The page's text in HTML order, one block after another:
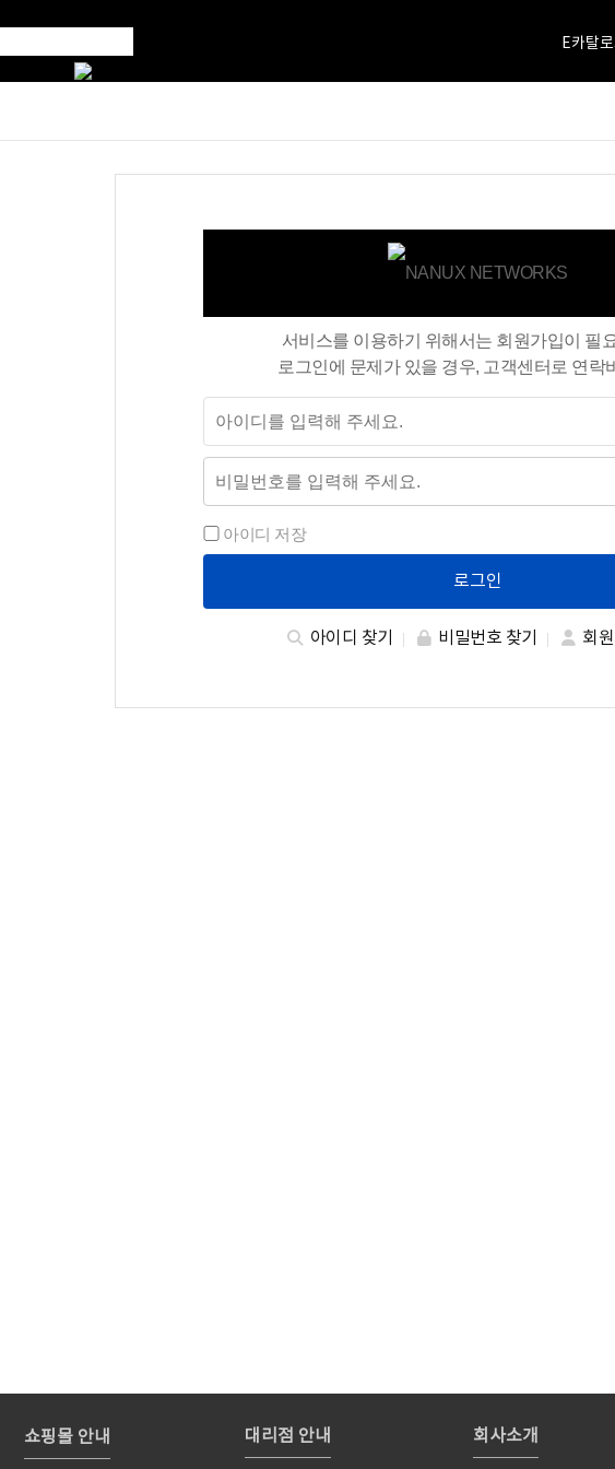
E카탈
서비스를 이용하기 위해서는 회원가입이 필
로그인에 문제가 있을 경우, 고객센터로 연락
아이디 저장
로그인
아이디 찾기 비밀번호 찾기 회
쇼핑몰 안내 대리점 안내 회사소개